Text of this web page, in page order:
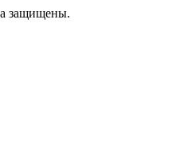
защищены.